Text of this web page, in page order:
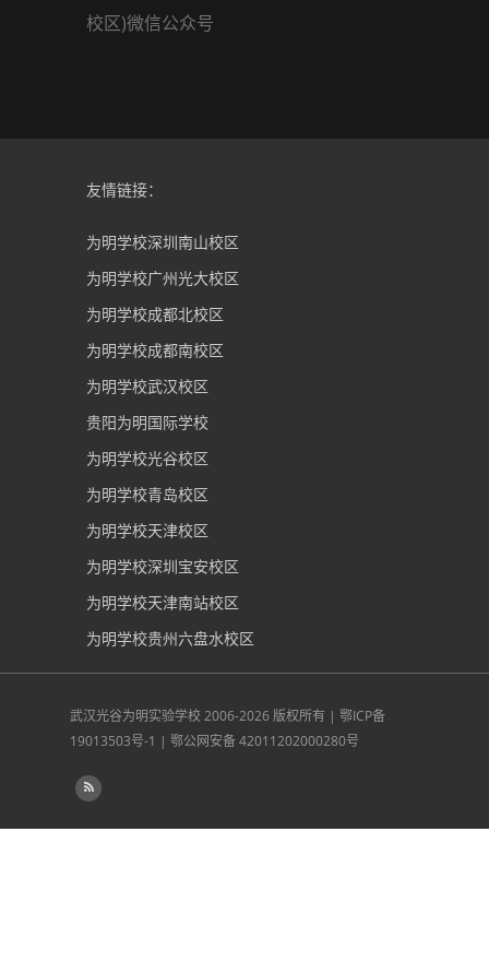
校区)微信公众号
友情链接：
为明学校深圳南山校区
为明学校广州光大校区
为明学校成都北校区
为明学校成都南校区
为明学校武汉校区
贵阳为明国际学校
为明学校光谷校区
为明学校青岛校区
为明学校天津校区
为明学校深圳宝安校区
为明学校天津南站校区
为明学校贵州六盘水校区
武汉光谷为明实验学校2006-2026 版权所有 | 鄂ICP备
19013503号-1 | 鄂公网安备 42011202000280号